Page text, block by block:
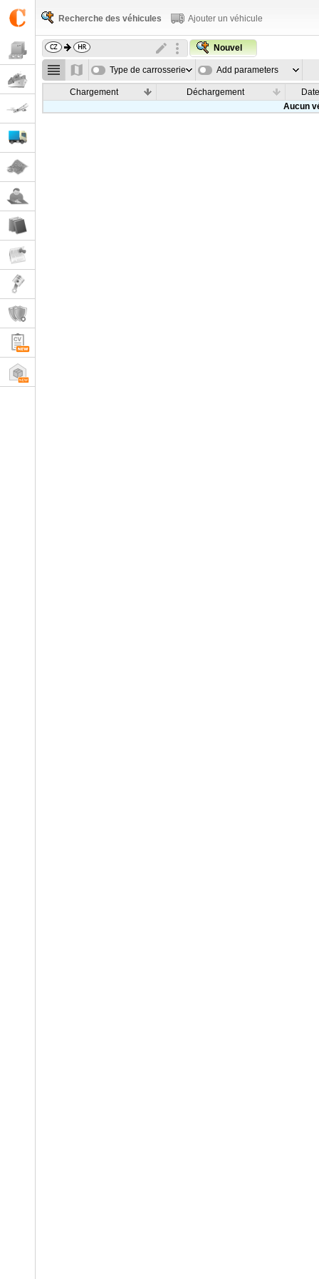
Recherche des véhicules Ajouter un véhicule
Nouvel
Type de carrosserie Add parameters
Chargement Déchargement
Aucun